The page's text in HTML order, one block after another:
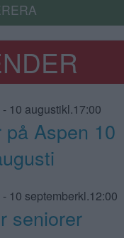
- 10 augustikl.17:00
på Aspen 10
- 10 septemberkl.12:00
seniorer